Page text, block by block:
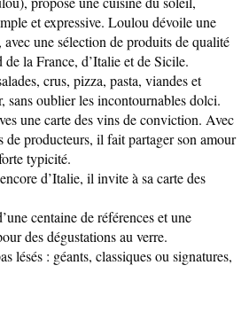
et expressive. Loulou dévoile une
une sélection de produits de qualité
de la France, d’Italie et de Sicile.
crus, pizza, pasta, viandes et
sans oublier les incontournables dolci.
une carte des vins de conviction. Avec
producteurs, il fait partager son amour
typicité.
d’Italie, il invite à sa carte des
centaine de références et une
des dégustations au verre.
lésés : géants, classiques ou signatures,